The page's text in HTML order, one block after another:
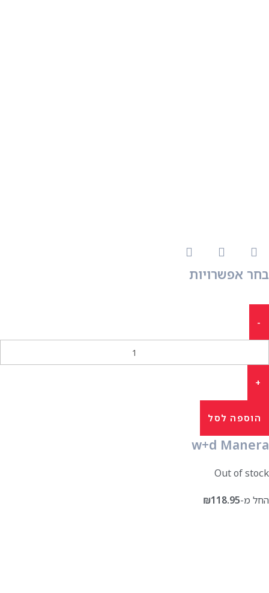
בחר אפשרויות
הוספה לסל
w+d Manera
Out of stock
החל מ- ₪118.95